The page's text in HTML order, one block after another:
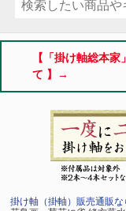
【「掛け軸総本
て 】→
掛け軸（掛軸）販売通販